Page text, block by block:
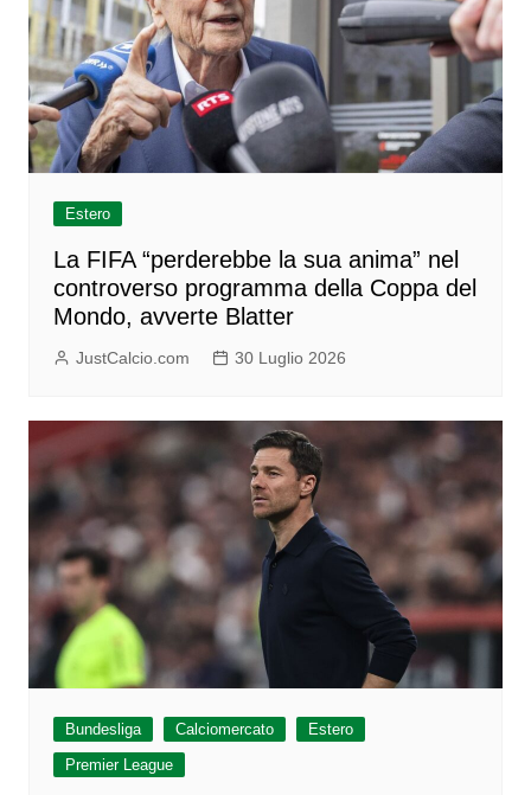
Estero
La FIFA “perderebbe la sua anima” nel
controverso programma della Coppa del
Mondo, avverte Blatter
JustCalcio.com 30 Luglio 2026
Bundesliga Calciomercato
Estero
Premier League